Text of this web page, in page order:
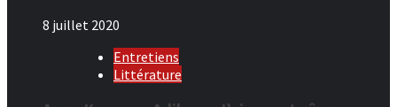
8 juillet 2020
Entretiens
Littérature